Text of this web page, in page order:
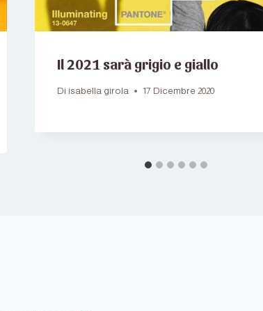
Il 2021 sarà grigio e giallo
Di isabella girola 17 Dicembre 2020